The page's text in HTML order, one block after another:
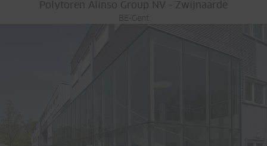
Polytoren Alinso Group NV - Zwijnaarde
BE-Gent